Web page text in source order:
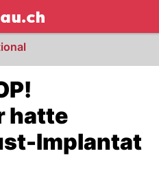
NAU.ch
hatte
Implantat